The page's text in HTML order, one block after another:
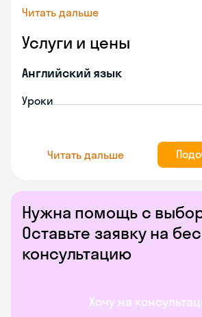
Нужна помощь с
Оставьте заявку на
консультацию
Хочу на
Читать дальше
Услуги и цены
Английский язык
Уроки
Читать дальше